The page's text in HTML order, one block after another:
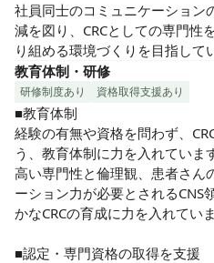
社員同士のコミュニケーション
減を図り、CRCとしての専門性
り組める環境づくりを目指して
教育体制・研修
研修制度あり 資格取得支援あり
■教育体制
経験の有無や資格を問わず、
う、教育体制に力を入れていま
高い専門性と倫理観、患者さん
ーション力が必要とされるCNS
かなCRCの育成に力を入れていま
■認定・専門資格の取得を支援